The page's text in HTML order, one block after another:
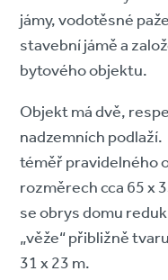
jámy, vodotěsné
stavební jámě a
bytového objektu.
Objekt má dvě,
nadzemních
téměř pravidelného
rozměrech cca 65 x
se obrys domu
„věže“ přibližně
31 x 23 m.